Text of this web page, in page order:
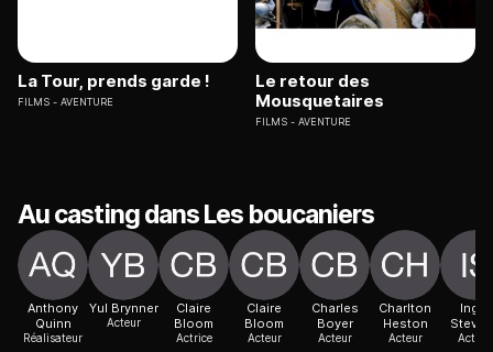
La Tour, prends garde !
FILMS AVENTURE
Le retour des
Mousquetaires
FILMS AVENTURE
Au casting dans Les boucaniers
Anthony
Quinn
Réalisateur
Yul Brynner
Acteur
Claire
Bloom
Actrice
Claire
Bloom
Acteur
Charles
Boyer
Acteur
Charlton
Heston
Acteur
Inger
Actrice